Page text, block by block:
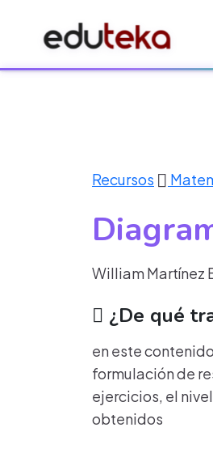
Recursos
William Martínez
¿De qué
en este
formulación de
ejercicios, el
obtenidos